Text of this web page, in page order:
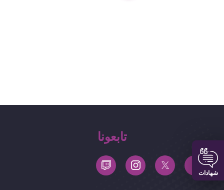
تابعونا
شهادات